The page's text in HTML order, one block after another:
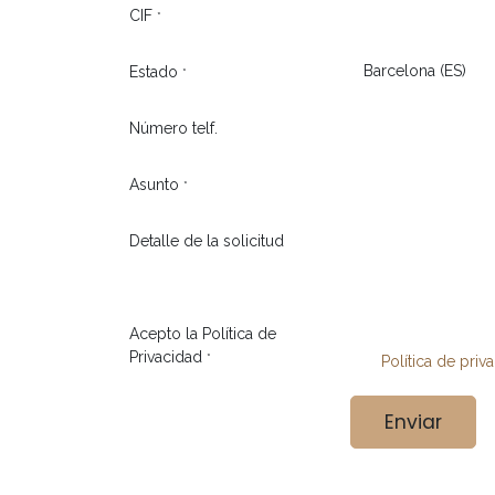
CIF *
Estado *
Número telf.
Asunto *
Detalle de la solicitud
Acepto la Política de
Privacidad * Política de
Enviar